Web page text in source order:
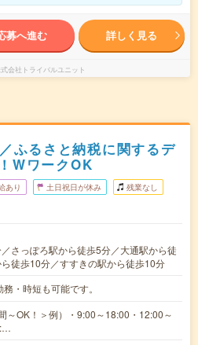
募へ進む 詳しく見る
会社トライバルユニット
ふるさと納税に関するデ
WワークOK
あり 土日祝日が休み 残業なし
さっぽろ駅から徒歩5分／大通駅から徒
徒歩10分／すすきの駅から徒歩10分
・時短も可能です。
～OK！＞例）・9:00～18:00・12:00～